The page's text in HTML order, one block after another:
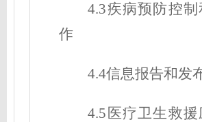
4.3疾病预防控
作
4.4信息报告和发
4.5医疗卫生救